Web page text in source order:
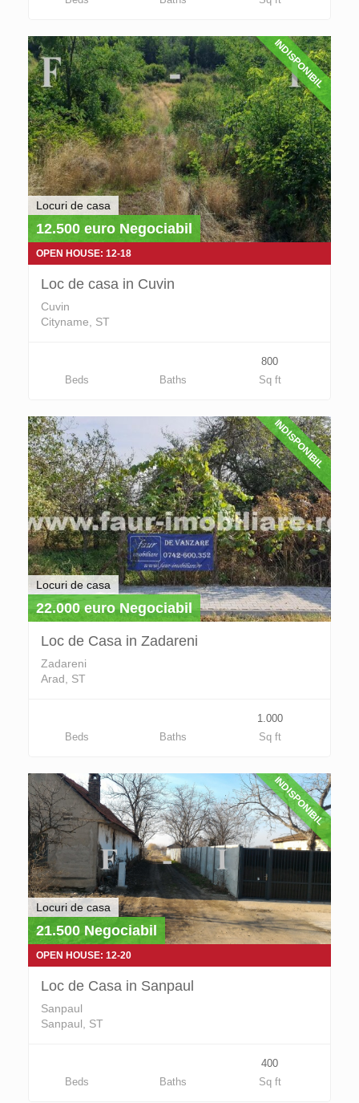
INDISPONIBIL
Locuri de casa
12.500 euro Negociabil
OPEN HOUSE: 12-18
Loc de casa in Cuvin
Cuvin
Cityname, ST
Beds Baths
800
Sq ft
INDISPONIBIL
Locuri de casa
22.000 euro Negociabil
Loc de Casa in Zadareni
Zadareni
Arad, ST
Beds Baths
1.000
Sq ft
INDISPONIBIL
Locuri de casa
21.500 Negociabil
OPEN HOUSE: 12-20
Loc de Casa in Sanpaul
Sanpaul
Sanpaul, ST
Beds Baths
400
Sq ft